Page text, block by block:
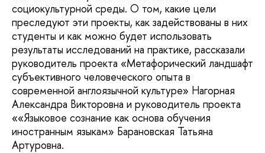
социокультурной среды. О том, какие цели
преследуют эти проекты, как задействованы в них
студенты и как можно будет использовать
результаты исследований на практике, рассказали
руководитель проекта «Метафорический ландшафт
субъективного человеческого опыта в
современной англоязычной культуре» Нагорная
Александра Викторовна и руководитель проекта
««Языковое сознание как основа обучения
иностранным языкам» Барановская Татьяна
Артуровна.